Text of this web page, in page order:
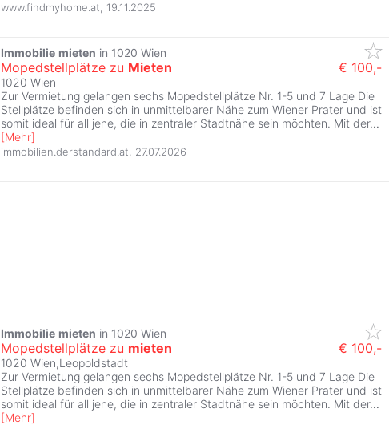
www.findmyhome.at 19.11.2025
Immobilie mieten in 1020 Wien
Mopedstellplätze zu Mieten € 100,-
1020 Wien
Zur Vermietung gelangen sechs Mopedstellplätze Nr. 1-5 und 7 Lage Die
Stellplätze befinden sich in unmittelbarer Nähe zum Wiener Prater und ist
somit ideal für all jene, die in zentraler Stadtnähe sein möchten. Mit der...
[Mehr]
immobilien.derstandard.at 27.07.2026
Immobilie mieten in 1020 Wien
Mopedstellplätze zu mieten € 100,-
1020 Wien,Leopoldstadt
Zur Vermietung gelangen sechs Mopedstellplätze Nr. 1-5 und 7 Lage Die
Stellplätze befinden sich in unmittelbarer Nähe zum Wiener Prater und ist
somit ideal für all jene, die in zentraler Stadtnähe sein möchten. Mit der...
[Mehr]